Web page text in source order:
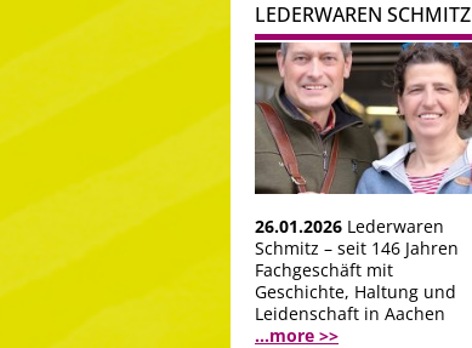
LEDERWAREN SCHMITZ
26.01.2026 Lederwaren
Schmitz – seit 146 Jahren
Fachgeschäft mit
Geschichte, Haltung und
Leidenschaft in Aachen
...more >>